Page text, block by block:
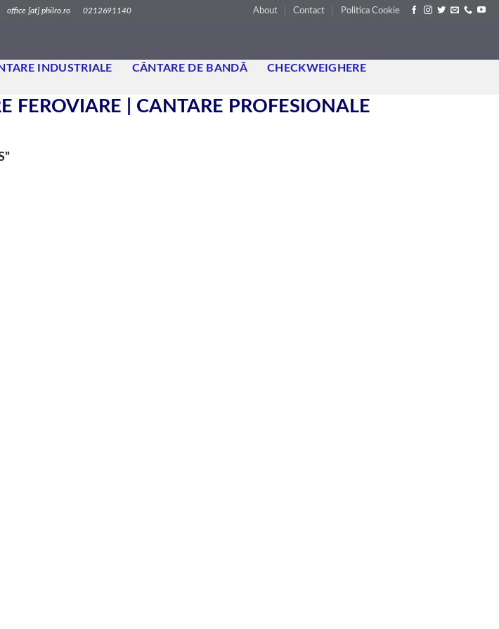
[at] philro.ro 0212691140 About Contact Politica Cookie
INDUSTRIALE CÂNTARE DE BANDĂ
CHECKWEIGHERE
FEROVIARE | CANTARE PROFESIONALE